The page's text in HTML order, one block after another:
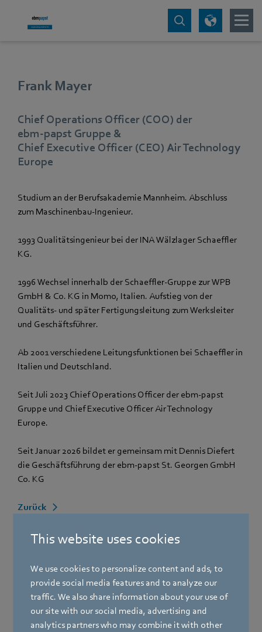
This website uses cookies
We use cookies to personalize content and ads, to
provide social media features and to analyze our
traffic. We also share information about your use of
our site with our social media, advertising and
analytics partners who may combine it with other
Frank Mayer
Chief Operations Officer (COO) der
ebm‑papst Gruppe &
Chief Executive Officer (CEO) Air Technology
Europe
Studium an der Berufsakademie Mannheim. Abschluss
zum Maschinenbau-Ingenieur.
1993 Qualitätsingenieur bei der INA Wälzlager Schaeffler
KG.
1996 Wechsel innerhalb der Schaeffler-Gruppe zur WPB
GmbH & Co. KG in Momo, Italien. Aufstieg von der
Qualitäts- und später Fertigungsleitung zum Werksleiter
und Geschäftsführer.
Ab 2001 verschiedene Leitungsfunktionen bei Schaeffler in
Italien und Deutschland.
Seit Juli 2023 Chief Operations Officer der ebm‑papst
Gruppe und Chief Executive Officer Air Technology
Europe.
Seit Januar 2026 bildet er gemeinsam mit Dennis Diefert
die Geschäftsführung der ebm‑papst St. Georgen GmbH
Co. KG
Zurück